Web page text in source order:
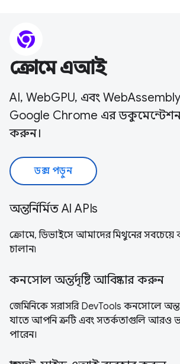
ক্রোমে এআই
AI, WebGPU, এবং
Google Chrome এর ডকুমেন্টেশন
করুন।
ডক্স পড়ুন
অন্তর্নির্মিত AI APIs
ক্রোমে, ডিভাইসে আমাদের মিথুনের সবচেয়ে
চালান৷
কনসোল অন্তর্দৃষ্টি আবিষ্কার করুন
জেমিনিকে সরাসরি DevTools কনসোলে
যাতে আপনি ত্রুটি এবং সতর্কতাগুলি আরও
পারেন।